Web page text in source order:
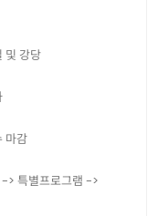
및 강당
마감
-> 특별프로그램 ->